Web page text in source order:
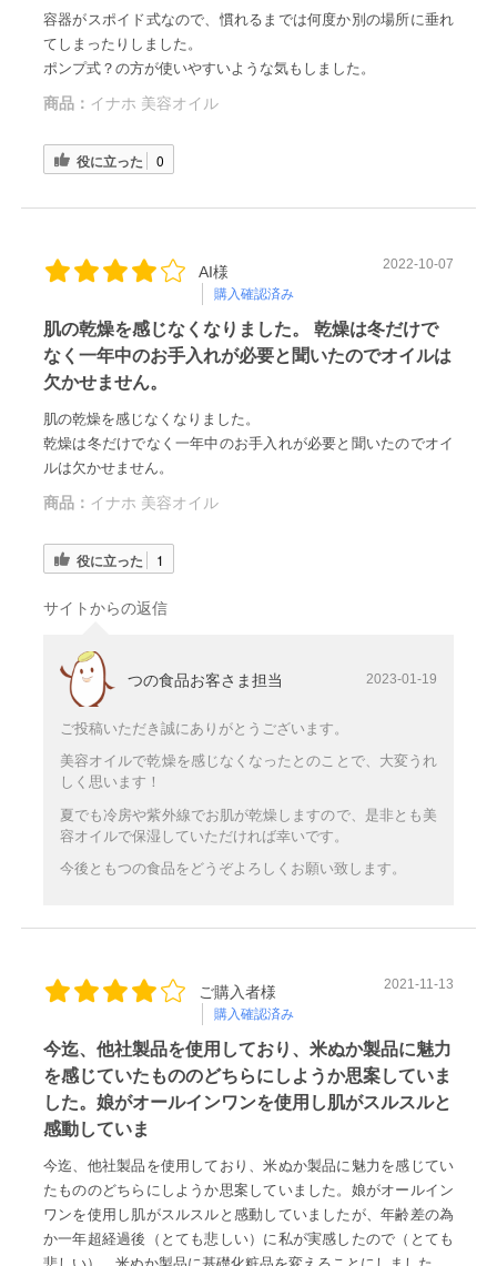
容器がスポイド式なので、慣れるまでは何度か別の場所に垂れ
てしまったりしました。
ポンプ式？の方が使いやすいような気もしました。
商品： イナホ 美容オイル
役に立った 0
AI様
購入確認済み
2022-10-07
肌の乾燥を感じなくなりました。 乾燥は冬だけで
なく一年中のお手入れが必要と聞いたのでオイルは
欠かせません。
肌の乾燥を感じなくなりました。
乾燥は冬だけでなく一年中のお手入れが必要と聞いたのでオイ
ルは欠かせません。
商品： イナホ 美容オイル
役に立った 1
サイトからの返信
つの食品お客さま担当 2023-01-19
ご投稿いただき誠にありがとうございます。
美容オイルで乾燥を感じなくなったとのことで、大変うれ
しく思います！
夏でも冷房や紫外線でお肌が乾燥しますので、是非とも美
容オイルで保湿していただければ幸いです。
今後ともつの食品をどうぞよろしくお願い致します。
ご購入者様
購入確認済み
2021-11-13
今迄、他社製品を使用しており、米ぬか製品に魅力
を感じていたもののどちらにしようか思案していま
した。娘がオールインワンを使用し肌がスルスルと
感動していま
今迄、他社製品を使用しており、米ぬか製品に魅力を感じてい
たもののどちらにしようか思案していました。娘がオールイン
ワンを使用し肌がスルスルと感動していましたが、年齢差の為
か一年超経過後（とても悲しい）に私が実感したので（とても